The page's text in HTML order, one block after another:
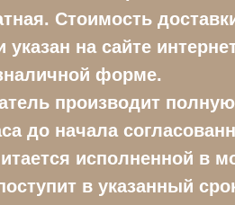
Стоимость
на сайте
форме.
производит
до начала
исполненной
в указанный